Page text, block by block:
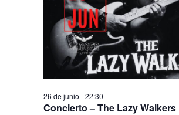
Concierto – The Lazy Walkers
26 de junio - 22:30